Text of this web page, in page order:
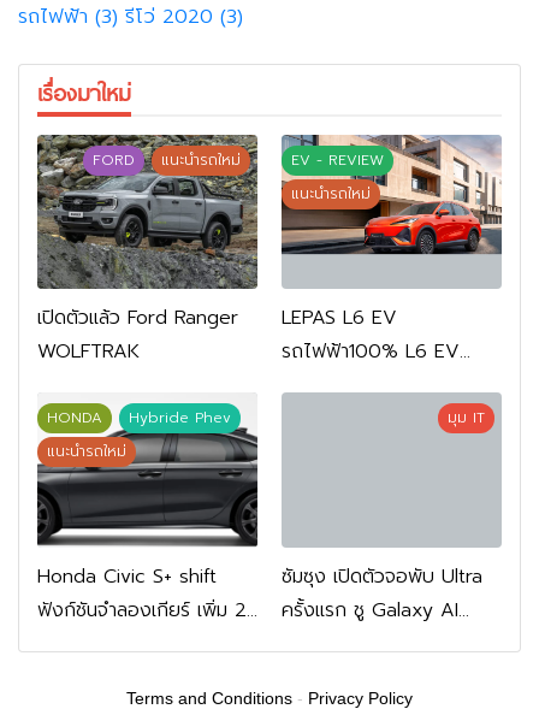
รถไฟฟ้า (3) รีโว่ 2020 (3)
เรื่องมาใหม่
FORD แนะนำรถใหม่
เปิดตัวแล้ว Ford Ranger
WOLFTRAK
EV - REVIEW
แนะนำรถใหม่
LEPAS L6 EV
รถไฟฟ้า100% L6 EV
Comfort FWD 769,900
บาท L6 EV Premium
HONDA
Hybride Phev
แนะนำรถใหม่
Honda Civic S+ shift
ฟังก์ชันจำลองเกียร์ เพิ่ม 2
มุม IT
ซัมซุง เปิดตัวจอพับ Ultra
ครั้งแรก ชู Galaxy AI
Terms and Conditions - Privacy Policy